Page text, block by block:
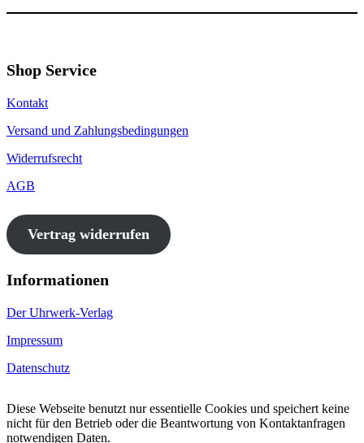
Shop Service
Kontakt
Versand und Zahlungsbedingungen
Widerrufsrecht
AGB
Vertrag widerrufen
Informationen
Der Uhrwerk-Verlag
Impressum
Datenschutz
Diese Webseite benutzt nur essentielle Cookies und speichert keine
nicht für den Betrieb oder die Beantwortung von Kontaktanfragen
notwendigen Daten.